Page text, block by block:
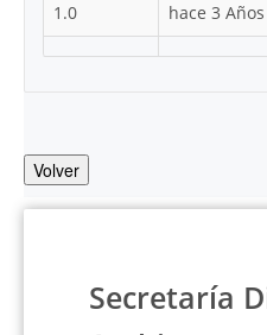
1.0
hace 3 Años
Volver
Secretaría